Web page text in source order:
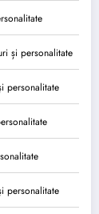
și personalitate
personalitate
personalitate